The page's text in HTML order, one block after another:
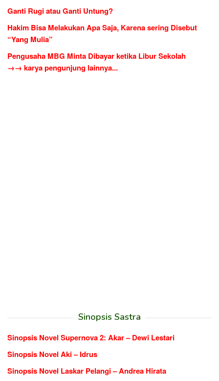
Ganti Rugi atau Ganti Untung?
Hakim Bisa Melakukan Apa Saja, Karena sering Disebut
“Yang Mulia”
Pengusaha MBG Minta Dibayar ketika Libur Sekolah
→→ karya pengunjung lainnya...
Sinopsis Sastra
Sinopsis Novel Supernova 2: Akar – Dewi Lestari
Sinopsis Novel Aki – Idrus
Sinopsis Novel Laskar Pelangi – Andrea Hirata